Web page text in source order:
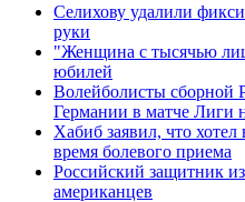
Селихову удалили
руки
"Женщина с тысячью
юбилей
Волейболисты сборной
Германии в матче Лиги
Хабиб заявил, что
время болевого приема
Российский защитник
американцев